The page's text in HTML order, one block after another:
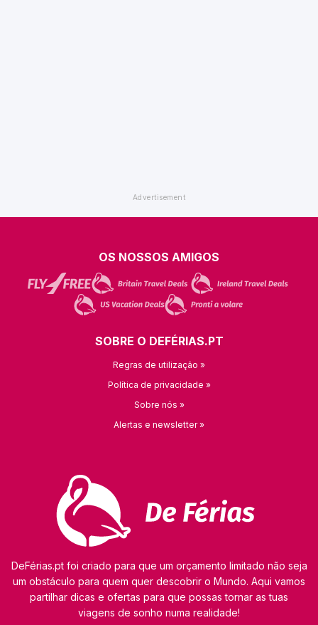
DeFérias.pt foi criado para que um orçamento limitado não seja
um obstáculo para quem quer descobrir o Mundo. Aqui vamos
partilhar dicas e ofertas para que possas tornar as tuas
viagens de sonho numa realidade!
OS NOSSOS AMIGOS
SOBRE O DEFÉRIAS.PT
Regras de utilização »
Política de privacidade »
Sobre nós »
Alertas e newsletter »